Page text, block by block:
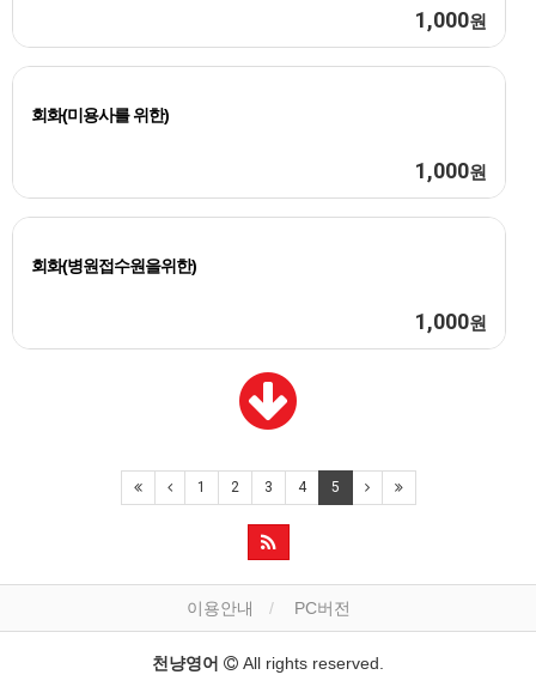
1,000원
회화(미용사를 위한)
1,000원
회화(병원접수원을위한)
1,000원
1 2 3 4 5
이용안내 PC버전
천냥영어 All rights reserved.